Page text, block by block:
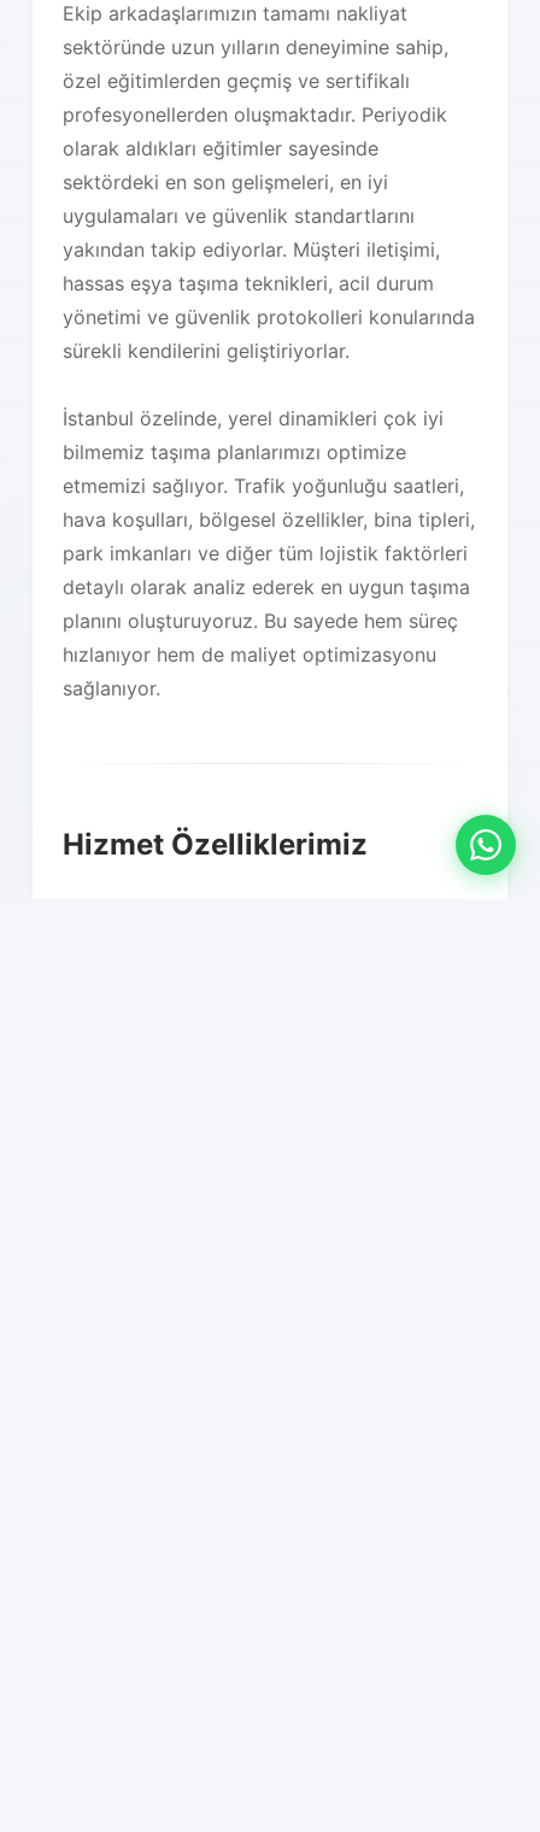
Ekip arkadaşlarımızın tamamı nakliyat
sektöründe uzun yılların deneyimine sahip,
özel eğitimlerden geçmiş ve sertifikalı
profesyonellerden oluşmaktadır. Periyodik
olarak aldıkları eğitimler sayesinde
sektördeki en son gelişmeleri, en iyi
uygulamaları ve güvenlik standartlarını
yakından takip ediyorlar. Müşteri iletişimi,
hassas eşya taşıma teknikleri, acil durum
yönetimi ve güvenlik protokolleri konularında
sürekli kendilerini geliştiriyorlar.
İstanbul özelinde, yerel dinamikleri çok iyi
bilmemiz taşıma planlarımızı optimize
etmemizi sağlıyor. Trafik yoğunluğu saatleri,
hava koşulları, bölgesel özellikler, bina tipleri,
park imkanları ve diğer tüm lojistik faktörleri
detaylı olarak analiz ederek en uygun taşıma
planını oluşturuyoruz. Bu sayede hem süreç
hızlanıyor hem de maliyet optimizasyonu
sağlanıyor.
Hizmet Özelliklerimiz